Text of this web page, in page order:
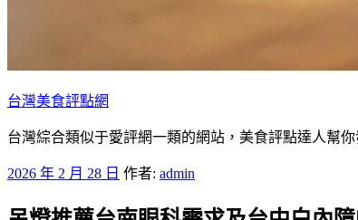
台灣美食評點網
台灣綜合類似于愛評網一類的網站，美食評點達人幫
發
於
2026 年 2 月 28 日 作者: admin